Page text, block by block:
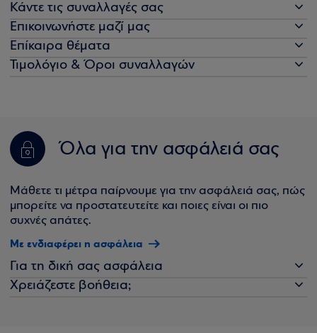
Κάντε τις συναλλαγές σας
Επικοινωνήστε μαζί μας
Επίκαιρα θέματα
Τιμολόγιο & Όροι συναλλαγών
Όλα για την ασφάλειά σας
Μάθετε τι μέτρα παίρνουμε για την ασφάλειά σας, πώς
μπορείτε να προστατευτείτε και ποιες είναι οι πιο
συχνές απάτες.
Με ενδιαφέρει η ασφάλεια
Για τη δική σας ασφάλεια
Χρειάζεστε βοήθεια;